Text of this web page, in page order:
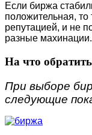
Если биржа
положительная, то
репутацией, и не
разные махинации.
На что
При выборе
следующие